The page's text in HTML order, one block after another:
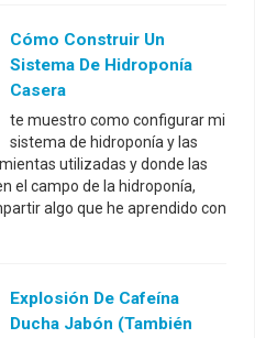
Cómo Construir Un
Sistema De Hidroponía
Casera
te muestro como configurar mi
sistema de hidroponía y las
utilizadas y donde las
el campo de la hidroponía,
algo que he aprendido con
Explosión De Cafeína
Ducha Jabón (también